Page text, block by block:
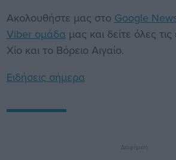
Ακολουθήστε μας στο Google
Viber ομάδα μας και δείτε όλες
Χίο και το Βόρειο Αιγαίο.
Ειδήσεις σήμερα
Διαφήμιση